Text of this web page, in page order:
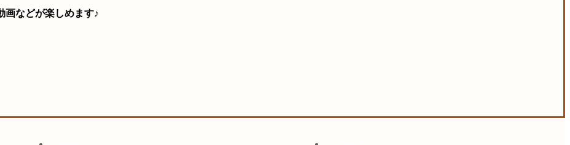
画などが楽しめます♪